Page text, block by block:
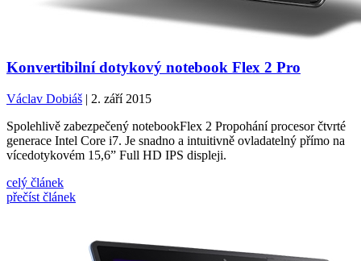
Konvertibilní dotykový notebook Flex 2 Pro
Václav Dobiáš| 2. září 2015
Spolehlivě zabezpečený notebookFlex 2 Propohání procesor čtvrté
generace Intel Core i7. Je snadno a intuitivně ovladatelný přímo na
vícedotykovém 15,6” Full HD IPS displeji.
celý článek
přečíst článek